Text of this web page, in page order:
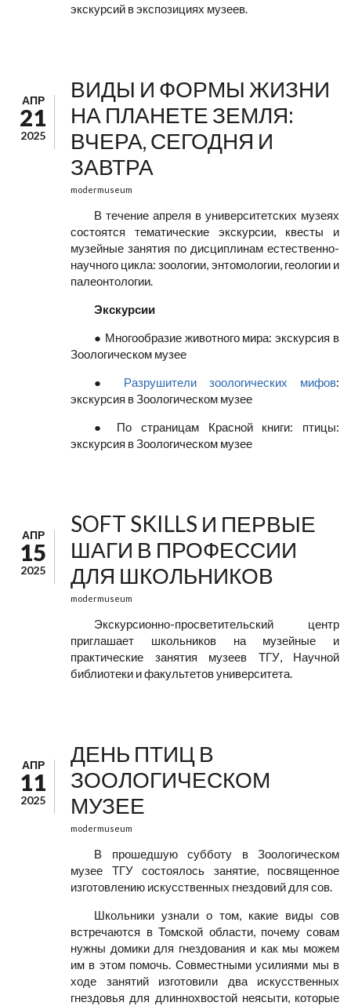
экскурсий в экспозициях музеев.
АПР
21
2025
ВИДЫ И ФОРМЫ ЖИЗНИ
НА ПЛАНЕТЕ ЗЕМЛЯ:
ВЧЕРА, СЕГОДНЯ И
ЗАВТРА
modermuseum
В течение апреля в университетских музеях
состоятся тематические экскурсии, квесты и
музейные занятия по дисциплинам естественно-
научного цикла: зоологии, энтомологии, геологии и
палеонтологии.
Экскурсии
● Многообразие животного мира: экскурсия в
Зоологическом музее
● Разрушители зоологических мифов:
экскурсия в Зоологическом музее
● По страницам Красной книги: птицы:
экскурсия в Зоологическом музее
АПР
15
2025
SOFT SKILLS И ПЕРВЫЕ
ШАГИ В ПРОФЕССИИ
ДЛЯ ШКОЛЬНИКОВ
modermuseum
Экскурсионно-просветительский центр
приглашает школьников на музейные и
практические занятия музеев ТГУ, Научной
библиотеки и факультетов университета.
АПР
11
2025
ДЕНЬ ПТИЦ В
ЗООЛОГИЧЕСКОМ
МУЗЕЕ
modermuseum
В прошедшую субботу в Зоологическом
музее ТГУ состоялось занятие, посвященное
изготовлению искусственных гнездовий для сов.
Школьники узнали о том, какие виды сов
встречаются в Томской области, почему совам
нужны домики для гнездования и как мы можем
им в этом помочь. Совместными усилиями мы в
ходе занятий изготовили два искусственных
гнездовья для длиннохвостой неясыти, которые